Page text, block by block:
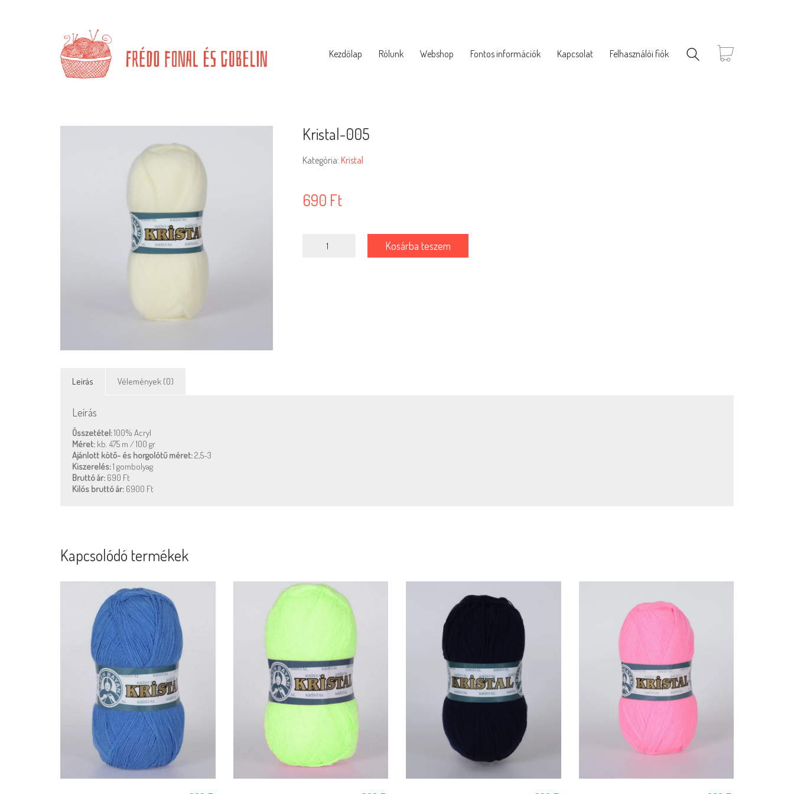
Kezdőlap Rólunk Webshop Fontos információk Kapcsolat Felhasználói fiók
Kristal-005
Kategória: Kristal
690 Ft
Kosárba teszem
Leírás Vélemények (0)
Leírás
Összetétel:100% Acryl
Méret: kb. 475 m / 100 gr
Ajánlott kötő- és horgolótű méret:2,5-3
Kiszerelés:1 gombolyag
Bruttó ár: 690 Ft
Kilós bruttó ár: 6900 Ft
Kapcsolódó termékek